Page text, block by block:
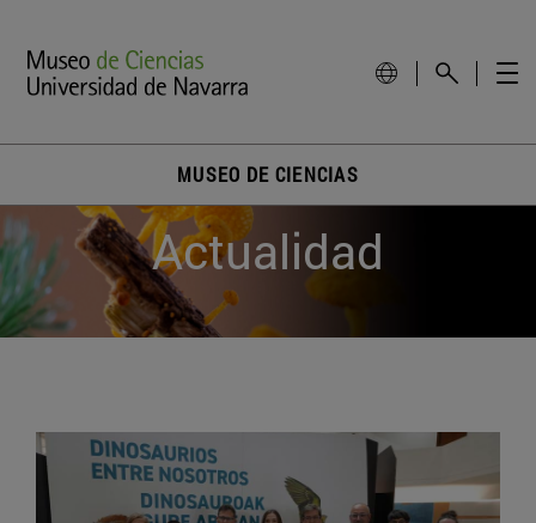
MUSEO DE CIENCIAS
Actualidad